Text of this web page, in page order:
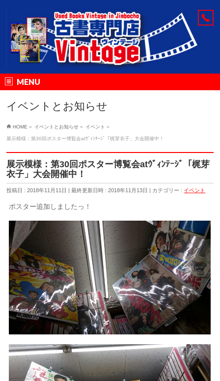
MENU
イベントとお知らせ
HOME » イベントとお知らせ » イベント »
展示模様：第30回ポスター博覧会atｳﾞｨﾝﾃｰｼﾞ「梶芽衣子」大会開催中！
展示模様：第30回ポスター博覧会atｳﾞｨﾝﾃｰｼﾞ「梶芽
衣子」大会開催中！
投稿日 : 2018年11月11日 最終更新日時 : 2018年11月13日 カテゴリー : イベント
ポスター追加しましたっ！